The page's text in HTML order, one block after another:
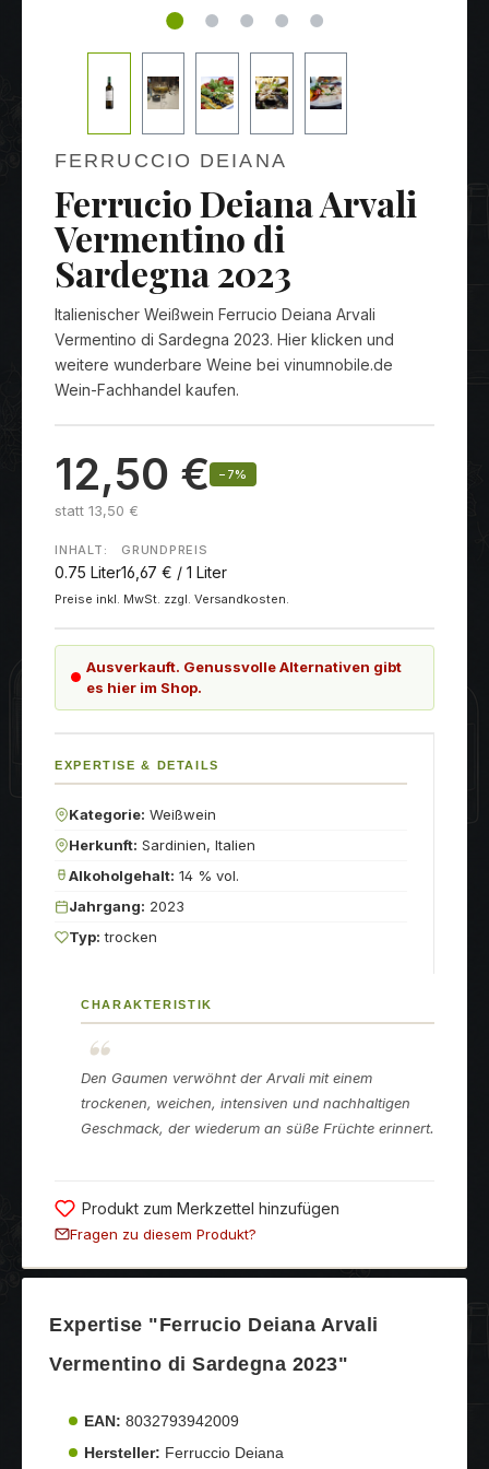
FERRUCCIO DEIANA
Ferrucio Deiana Arvali
Vermentino di
Sardegna 2023
Italienischer Weißwein Ferrucio Deiana Arvali
Vermentino di Sardegna 2023. Hier klicken und
weitere wunderbare Weine bei vinumnobile.de
Wein-Fachhandel kaufen.
12,50 € −7%
statt 13,50 €
INHALT:
0.75 Liter
GRUNDPREIS
16,67 € / 1 Liter
Preise inkl. MwSt. zzgl. Versandkosten.
Ausverkauft. Genussvolle Alternativen gibt
es hier im Shop.
EXPERTISE & DETAILS
Kategorie: Weißwein
Herkunft: Sardinien, Italien
Alkoholgehalt: 14 % vol.
Jahrgang: 2023
Typ: trocken
CHARAKTERISTIK
Den Gaumen verwöhnt der Arvali mit einem
trockenen, weichen, intensiven und nachhaltigen
Geschmack, der wiederum an süße Früchte erinnert.
Produkt zum Merkzettel hinzufügen
Fragen zu diesem Produkt?
Expertise "Ferrucio Deiana Arvali
Vermentino di Sardegna 2023"
EAN: 8032793942009
Hersteller: Ferruccio Deiana